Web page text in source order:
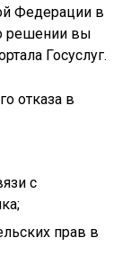
Федерации в
решении вы
Госуслуг.
отказа в
с
прав в